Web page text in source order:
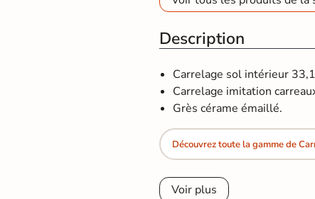
Description
Carrelage sol intérieur
Carrelage imitation
Grès cérame émaillé.
Découvrez toute la gamme de
Voir plus